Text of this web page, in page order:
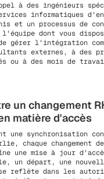
à des ingénieurs
informatiques
et un processus de
dont vous
gérer l'intégration
externes, à des
ou à des mois de
un changement
matière d'accès
une synchronisation
chaque changement
une mise à jour
un départ, une
reflète dans les